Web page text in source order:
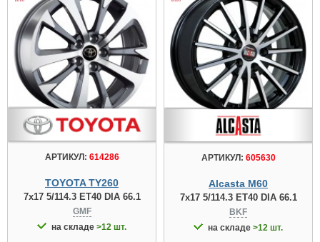
АРТИКУЛ: 614286
TOYOTA TY260
7x17 5/114.3 ET40 DIA 66.1
GMF
на складе >12 шт.
АРТИКУЛ: 605630
Alcasta M60
7x17 5/114.3 ET40 DIA 66.1
BKF
на складе >12 шт.